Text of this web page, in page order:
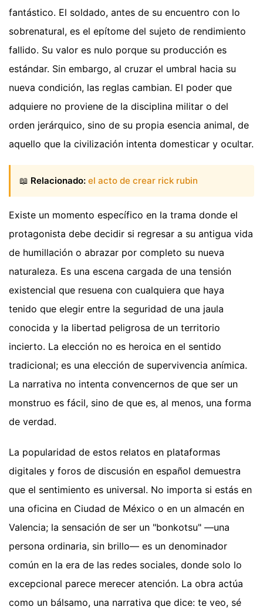
fantástico. El soldado, antes de su encuentro con lo
sobrenatural, es el epítome del sujeto de rendimiento
fallido. Su valor es nulo porque su producción es
estándar. Sin embargo, al cruzar el umbral hacia su
nueva condición, las reglas cambian. El poder que
adquiere no proviene de la disciplina militar o del
orden jerárquico, sino de su propia esencia animal, de
aquello que la civilización intenta domesticar y ocultar.
📖 Relacionado: el acto de crear rick rubin
Existe un momento específico en la trama donde el
protagonista debe decidir si regresar a su antigua vida
de humillación o abrazar por completo su nueva
naturaleza. Es una escena cargada de una tensión
existencial que resuena con cualquiera que haya
tenido que elegir entre la seguridad de una jaula
conocida y la libertad peligrosa de un territorio
incierto. La elección no es heroica en el sentido
tradicional; es una elección de supervivencia anímica.
La narrativa no intenta convencernos de que ser un
monstruo es fácil, sino de que es, al menos, una forma
de verdad.
La popularidad de estos relatos en plataformas
digitales y foros de discusión en español demuestra
que el sentimiento es universal. No importa si estás en
una oficina en Ciudad de México o en un almacén en
Valencia; la sensación de ser un "bonkotsu" —una
persona ordinaria, sin brillo— es un denominador
común en la era de las redes sociales, donde solo lo
excepcional parece merecer atención. La obra actúa
como un bálsamo, una narrativa que dice: te veo, sé